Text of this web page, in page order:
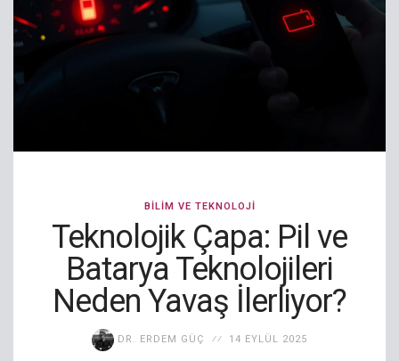
BILIM VE TEKNOLOJI
Teknolojik Çapa: Pil ve
Batarya Teknolojileri
Neden Yavaş İlerliyor?
DR. ERDEM GÜÇ 14 EYLÜL 2025